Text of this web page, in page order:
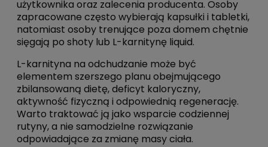
użytkownika oraz zalecenia producenta. Osoby
zapracowane często wybierają kapsułki i tabletki,
natomiast osoby trenujące poza domem chętnie
sięgają po shoty lub L-karnitynę liquid.
L-karnityna na odchudzanie może być
elementem szerszego planu obejmującego
zbilansowaną dietę, deficyt kaloryczny,
aktywność fizyczną i odpowiednią regenerację.
Warto traktować ją jako wsparcie codziennej
rutyny, a nie samodzielne rozwiązanie
odpowiadające za zmianę masy ciała.